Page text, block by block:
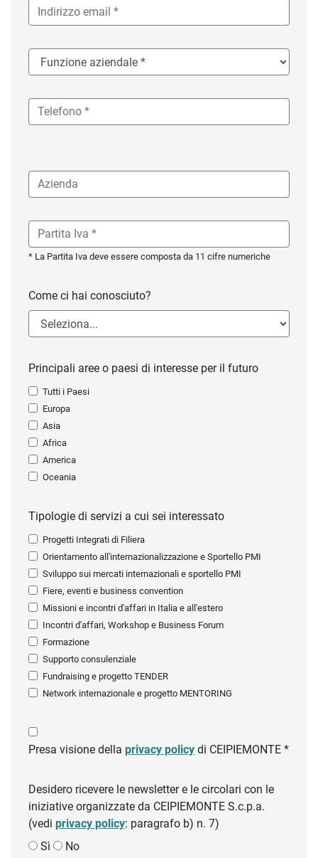
* La Partita Iva deve essere composta da 11 cifre numeriche
Come ci hai conosciuto?
Principali aree o paesi di interesse per il futuro
Tutti i Paesi
Europa
Asia
Africa
America
Oceania
Tipologie di servizi a cui sei interessato
Progetti Integrati di Filiera
Orientamento all'internazionalizzazione e Sportello PMI
Sviluppo sui mercati internazionali e sportello PMI
Fiere, eventi e business convention
Missioni e incontri d'affari in Italia e all'estero
Incontri d'affari, Workshop e Business Forum
Formazione
Supporto consulenziale
Fundraising e progetto TENDER
Network internazionale e progetto MENTORING
Presa visione della privacy policy di CEIPIEMONTE *
Desidero ricevere le newsletter e le circolari con le
iniziative organizzate da CEIPIEMONTE S.c.p.a.
(vedi privacy policy: paragrafo b) n. 7)
Sì
No